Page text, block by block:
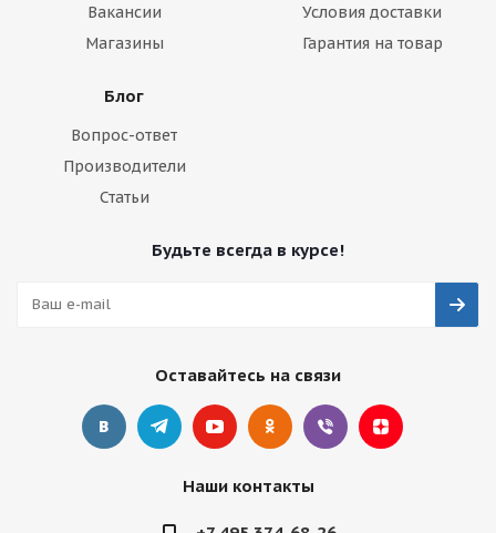
Вакансии
Магазины
Условия доставки
Гарантия на товар
Блог
Вопрос-ответ
Производители
Статьи
Будьте всегда в курсе!
Оставайтесь на связи
Наши контакты